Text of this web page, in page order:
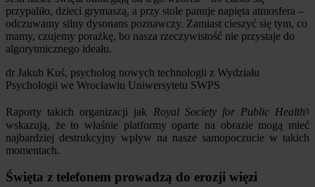
przypaliło, dzieci grymaszą, a przy stole panuje napięta atmosfera –
odczuwamy silny dysonans poznawczy. Zamiast cieszyć się tym, co
mamy, czujemy porażkę, bo nasza rzeczywistość nie przystaje do
algorytmicznego ideału.
dr Jakub Kuś, psycholog nowych technologii z Wydziału
Psychologii we Wrocławiu Uniwersytetu SWPS
Raporty takich organizacji jak Royal Society for Public Health3
wskazują, że to właśnie platformy oparte na obrazie mogą mieć
najbardziej destrukcyjny wpływ na nasze samopoczucie w takich
momentach.
Święta z telefonem prowadzą do erozji więzi